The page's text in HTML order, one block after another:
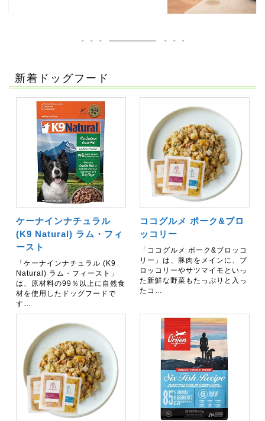
新着ドッグフード
ケーナインナチュラル
(K9 Natural) ラム・フィ
ースト
「ケーナインナチュラル (K9
Natural) ラム・フィースト」
は、原材料の99％以上に自然食
材を使用したドッグフードで
す…
ココグルメ ポーク&ブロ
ッコリー
「ココグルメ ポーク&ブロッコ
リー」は、豚肉をメインに、ブ
ロッコリーやサツマイモといっ
た新鮮な野菜もたっぷりと入っ
たコ…